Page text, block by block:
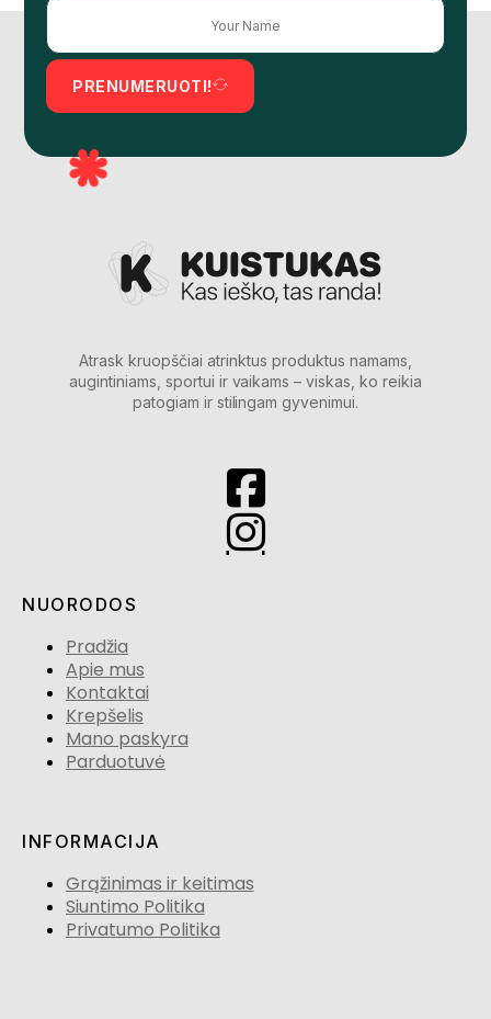
PRENUMERUOTI!
Atrask kruopščiai atrinktus produktus namams,
augintiniams, sportui ir vaikams – viskas, ko reikia
patogiam ir stilingam gyvenimui.
NUORODOS
Pradžia
Apie mus
Kontaktai
Krepšelis
Mano paskyra
Parduotuvė
INFORMACIJA
Grąžinimas ir keitimas
Siuntimo Politika
Privatumo Politika